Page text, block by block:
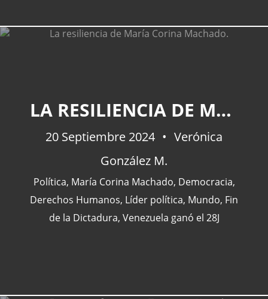
LA RESILIENCIA DE MARÍA CORINA MACHADO.
20 Septiembre 2024
Verónica
González M.
Política, María Corina Machado, Democracia,
Derechos Humanos, Líder política, Mundo, Fin
de la Dictadura, Venezuela ganó el 28J